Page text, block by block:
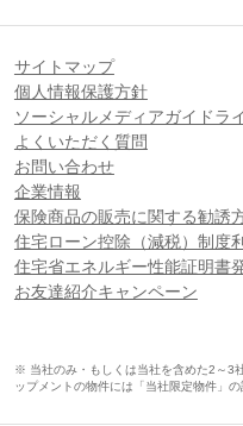
サイトマップ
個人情報保護方針
ソーシャルメディアガイドラ
よくいただく質問
お問い合わせ
企業情報
保険商品の販売に関する勧誘
住宅ローン控除（減税）制度
住宅省エネルギー性能証明書
お友達紹介キャンペーン
※ 当社のみ・もしくは当社を含めた2～3
ップメントの物件には「当社限定物件」の